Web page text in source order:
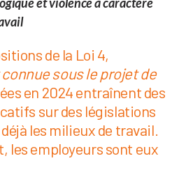
de la Loi 4,
sous le projet de
en 2024 entraînent des
sur des législations
les milieux de travail.
les employeurs sont eux